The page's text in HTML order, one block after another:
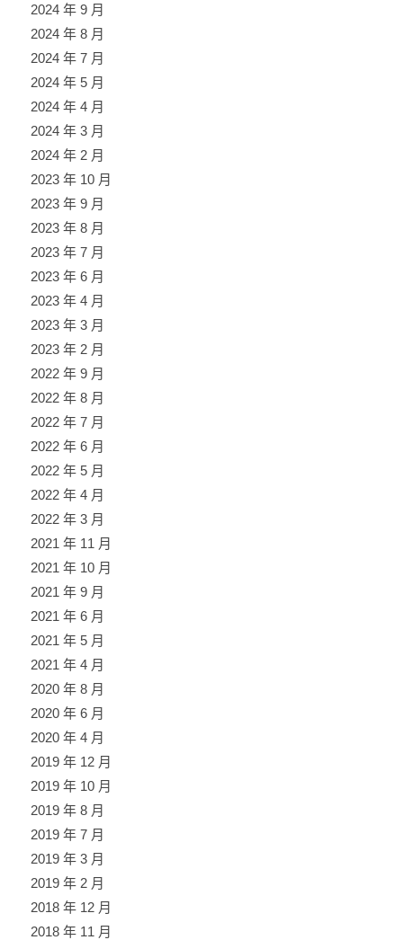
2024 年 9 月
2024 年 8 月
2024 年 7 月
2024 年 5 月
2024 年 4 月
2024 年 3 月
2024 年 2 月
2023 年 10 月
2023 年 9 月
2023 年 8 月
2023 年 7 月
2023 年 6 月
2023 年 4 月
2023 年 3 月
2023 年 2 月
2022 年 9 月
2022 年 8 月
2022 年 7 月
2022 年 6 月
2022 年 5 月
2022 年 4 月
2022 年 3 月
2021 年 11 月
2021 年 10 月
2021 年 9 月
2021 年 6 月
2021 年 5 月
2021 年 4 月
2020 年 8 月
2020 年 6 月
2020 年 4 月
2019 年 12 月
2019 年 10 月
2019 年 8 月
2019 年 7 月
2019 年 3 月
2019 年 2 月
2018 年 12 月
2018 年 11 月